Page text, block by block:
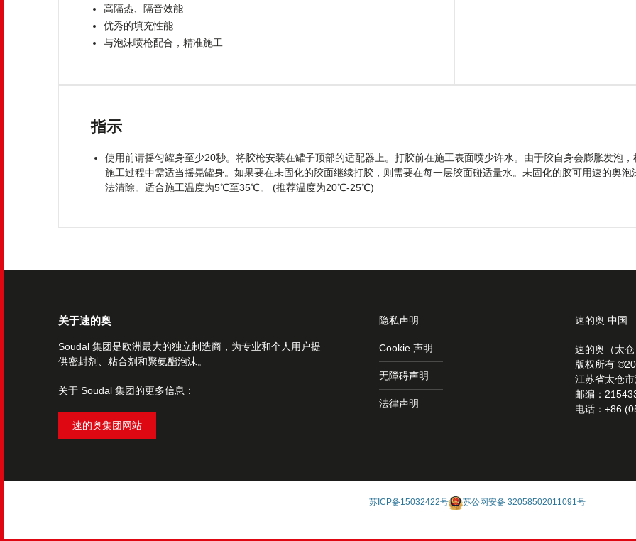
高隔热、隔音效能
优秀的填充性能
与泡沫喷枪配合，精准施工
指示
使用前请摇匀罐身至少20秒。将胶枪安装在罐子顶部的适配器上。打胶前在施工表面喷少许水。由于胶自身会膨胀发泡
施工过程中需适当摇晃罐身。如果要在未固化的胶面继续打胶，则需要在每一层胶面碰适量水。未固化的胶可用速的奥
法清除。适合施工温度为5℃至35℃。 (推荐温度为20℃-25℃)
关于速的奥
Soudal 集团是欧洲最大的独立制造商，为专业和个人用户提
供密封剂、粘合剂和聚氨酯泡沫。
关于 Soudal 集团的更多信息：
速的奥集团网站
隐私声明
Cookie 声明
无障碍声明
法律声明
速的奥 中国
速的奥（太
版权所有
江苏省太仓
邮编：
电话：+86
苏ICP备15032422号 苏公网安备 32058502011091号